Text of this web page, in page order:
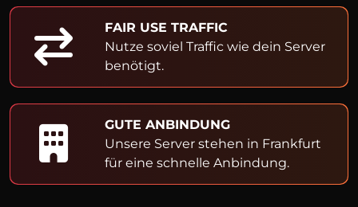
FAIR USE TRAFFIC
Nutze soviel Traffic wie dein Server
benötigt.
GUTE ANBINDUNG
Unsere Server stehen in Frankfurt
für eine schnelle Anbindung.